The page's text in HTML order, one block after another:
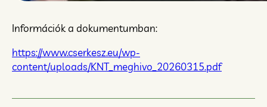
Információk a dokumentumban:
https://www.cserkesz.eu/wp-
content/uploads/KNT_meghivo_20260315.pdf